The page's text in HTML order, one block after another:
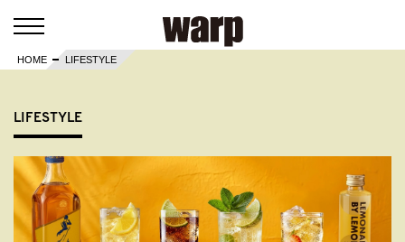
HOME LIFESTYLE
LIFESTYLE